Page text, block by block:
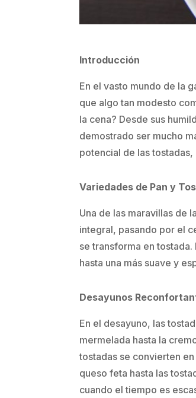
Introducción
En el vasto mundo de la
que algo tan modesto
la cena? Desde sus
demostrado ser mucho
potencial de las
Variedades de Pan y
Una de las maravillas de
integral, pasando por el
se transforma en
hasta una más suave y
Desayunos
En el desayuno, las
mermelada hasta la
tostadas se convierten
queso feta hasta las
cuando el tiempo es